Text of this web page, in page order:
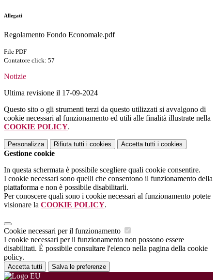
Allegati
Regolamento Fondo Economale.pdf
File PDF
Contatore click: 57
Notizie
Ultima revisione il 17-09-2024
Questo sito o gli strumenti terzi da questo utilizzati si avvalgono di
cookie necessari al funzionamento ed utili alle finalità illustrate nella
COOKIE POLICY.
Personalizza Rifiuta tutti i cookies Accetta tutti i cookies
Gestione cookie
In questa schermata è possibile scegliere quali cookie consentire.
I cookie necessari sono quelli che consentono il funzionamento della
piattaforma e non è possibile disabilitarli.
Per conoscere quali sono i cookie necessari al funzionamento potete
visionare la COOKIE POLICY.
Cookie necessari per il funzionamento
I cookie necessari per il funzionamento non possono essere
disabilitati. È possibile consultare l'elenco nella pagina della cookie
policy.
Accetta tutti Salva le preferenze